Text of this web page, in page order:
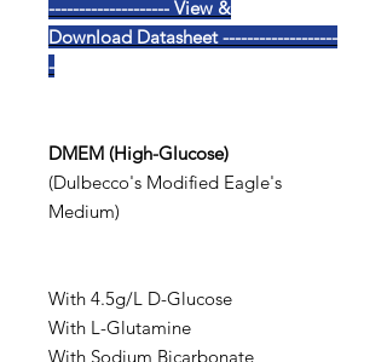
-------------------- View &
Download Datasheet -------------------
-
DMEM (High-Glucose)
(Dulbecco's Modified Eagle's
Medium)
With 4.5g/L D-Glucose
With L-Glutamine
With Sodium Bicarbonate